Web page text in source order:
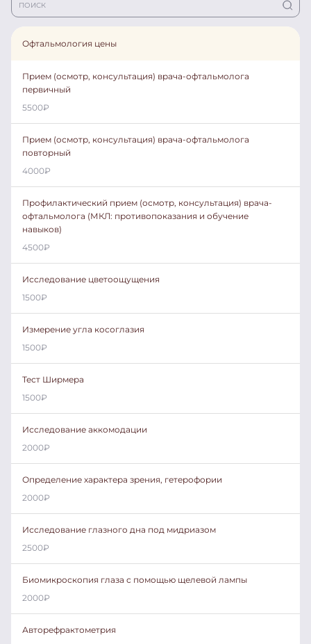
Офтальмология цены
Прием (осмотр, консультация) врача-офтальмолога
первичный
5500₽
Прием (осмотр, консультация) врача-офтальмолога
повторный
4000₽
Профилактический прием (осмотр, консультация) врача-
офтальмолога (МКЛ: противопоказания и обучение
навыков)
4500₽
Исследование цветоощущения
1500₽
Измерение угла косоглазия
1500₽
Тест Ширмера
1500₽
Исследование аккомодации
2000₽
Определение характера зрения, гетерофории
2000₽
Исследование глазного дна под мидриазом
2500₽
Биомикроскопия глаза с помощью щелевой лампы
2000₽
Авторефрактометрия